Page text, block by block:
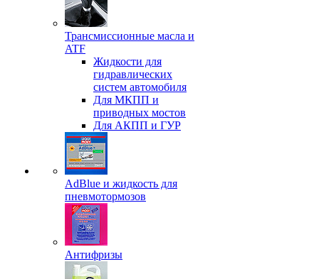
Трансмиссионные масла и
ATF
Жидкости для
гидравлических
систем автомобиля
Для МКПП и
приводных мостов
Для АКПП и ГУР
AdBlue и жидкость для
пневмотормозов
Антифризы